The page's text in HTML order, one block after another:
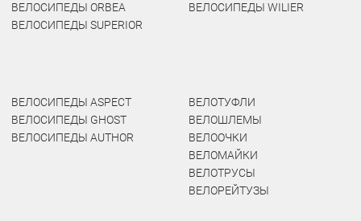
ВЕЛОСИПЕДЫ ORBEA
ВЕЛОСИПЕДЫ SUPERIOR
ВЕЛОСИПЕДЫ WILIER
ВЕЛОСИПЕДЫ ASPECT
ВЕЛОСИПЕДЫ GHOST
ВЕЛОСИПЕДЫ AUTHOR
ВЕЛОТУФЛИ
ВЕЛОШЛЕМЫ
ВЕЛООЧКИ
ВЕЛОМАЙКИ
ВЕЛОТРУСЫ
ВЕЛОРЕЙТУЗЫ